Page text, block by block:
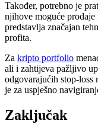
Također, potrebno je
njihove moguće prodaje
predstavlja značajan
profita.
Za kripto portfolio
ali i zahtijeva pažljivo
odgovarajućih stop-loss
je za uspješno
Zaključak